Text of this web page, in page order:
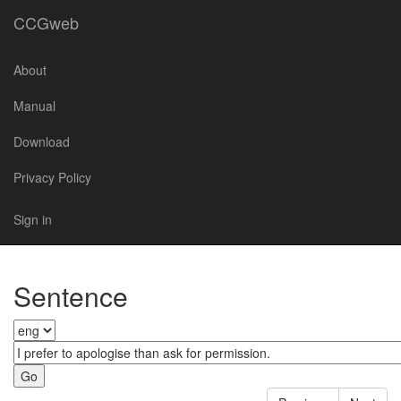
CCGweb
About
Manual
Download
Privacy Policy
Sign in
Sentence
Go